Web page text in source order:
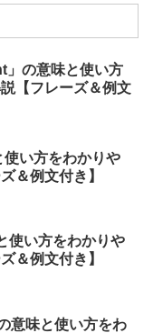
」の意味と使い方
【フレーズ＆例文
使い方をわかりや
＆例文付き】
使い方をわかりや
＆例文付き】
意味と使い方をわ